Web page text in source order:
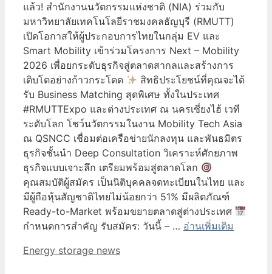
แล้ว! สำนักงานนวัตกรรมแห่งชาติ (NIA) ร่วมกับ
มหาวิทยาลัยเทคโนโลยีราชมงคลธัญบุรี (RMUTT)
เปิดโอกาสให้ผู้ประกอบการไทยในกลุ่ม EV และ
Smart Mobility เข้าร่วมโครงการ Next – Mobility
2026 เพื่อยกระดับธุรกิจสู่ตลาดสากลและสร้างการ
เติบโตอย่างก้าวกระโดด
สิทธิประโยชน์ที่คุณจะได้
รับ Business Matching สุดพิเศษ ทั้งในประเทศ
#RMUTTExpo และต่างประเทศ ณ นครเซี่ยงไฮ้ เวที
ระดับโลก โชว์นวัตกรรมในงาน Mobility Tech Asia
ณ QSNCC เชื่อมต่อเครือข่ายนักลงทุน และพันธมิตร
ธุรกิจชั้นนำ Deep Consultation วิเคราะห์ศักยภาพ
ธุรกิจแบบเจาะลึก เตรียมพร้อมสู่ตลาดโลก
คุณสมบัติผู้สมัคร เป็นนิติบุคคลจดทะเบียนในไทย และ
มีผู้ถือหุ้นสัญชาติไทยไม่น้อยกว่า 51% มีผลิตภัณฑ์
Ready-to-Market พร้อมขยายตลาดสู่ต่างประเทศ
กำหนดการสำคัญ รับสมัคร: วันนี้ – … อ่านเพิ่มเติม
Categories
Energy storage news